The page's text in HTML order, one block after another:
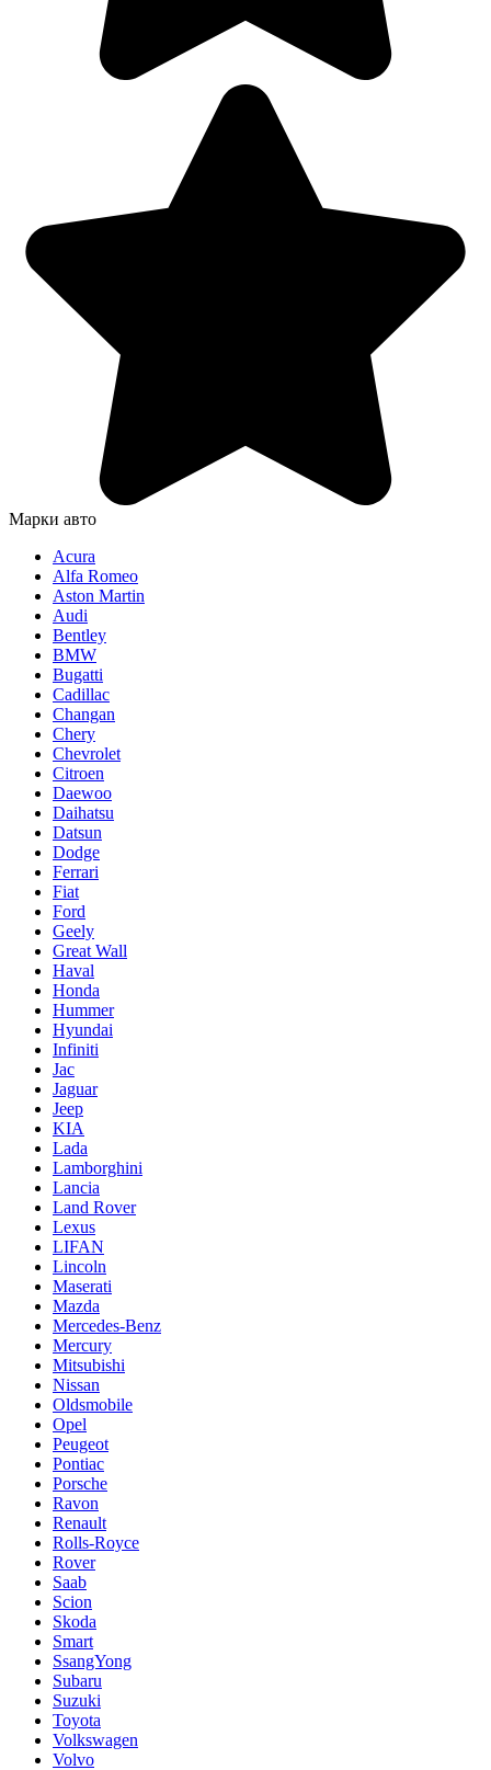
Марки авто
Acura
Alfa Romeo
Aston Martin
Audi
Bentley
BMW
Bugatti
Cadillac
Changan
Chery
Chevrolet
Citroen
Daewoo
Daihatsu
Datsun
Dodge
Ferrari
Fiat
Ford
Geely
Great Wall
Haval
Honda
Hummer
Hyundai
Infiniti
Jac
Jaguar
Jeep
KIA
Lada
Lamborghini
Lancia
Land Rover
Lexus
LIFAN
Lincoln
Maserati
Mazda
Mercedes-Benz
Mercury
Mitsubishi
Nissan
Oldsmobile
Opel
Peugeot
Pontiac
Porsche
Ravon
Renault
Rolls-Royce
Rover
Saab
Scion
Skoda
Smart
SsangYong
Subaru
Suzuki
Toyota
Volkswagen
Volvo